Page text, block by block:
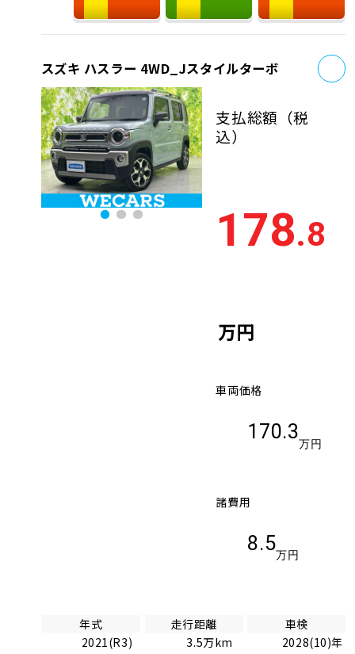
スズキ ハスラー 4WD_Jスタイルターボ
支払総額 （税
込）
178.8
万円
車両価格
170.3
万円
諸費用
8.5
万円
年式
2021(R3)
走行距離
3.5万km
車検
2028(10)年